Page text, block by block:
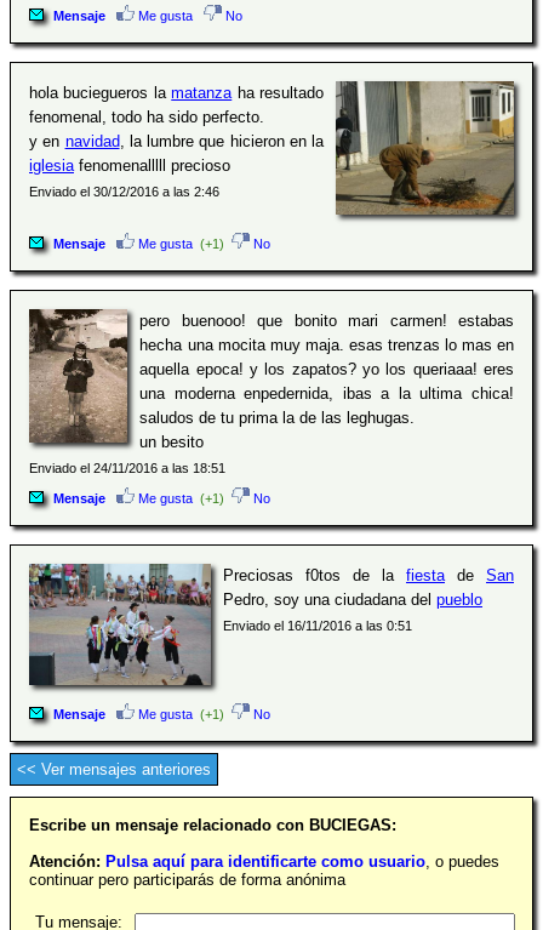
Mensaje Me gusta No
hola buciegueros lamatanzaha resultado
fenomenal, todo ha sido perfecto.
y en navidad, la lumbre que hicieron en la
iglesiafenomenalllll precioso
Enviado el 30/12/2016 a las 2:46
Mensaje Me gusta (+1) No
pero buenooo! que bonito mari carmen! estabas
hecha una mocita muy maja. esas trenzas lo mas en
aquella epoca! y los zapatos? yo los queriaaa! eres
una moderna enpedernida, ibas a la ultima chica!
saludos de tu prima la de las leghugas.
un besito
Enviado el 24/11/2016 a las 18:51
Mensaje Me gusta (+1) No
Preciosas f0tos de la fiestade San
Pedro, soy una ciudadana del pueblo
Enviado el 16/11/2016 a las 0:51
Mensaje Me gusta (+1) No
<< Ver mensajes anteriores
Escribe un mensaje relacionado con BUCIEGAS:
Atención: Pulsa aquí para identificarte como usuario , o puedes
continuar pero participarás de forma anónima
Tu mensaje: